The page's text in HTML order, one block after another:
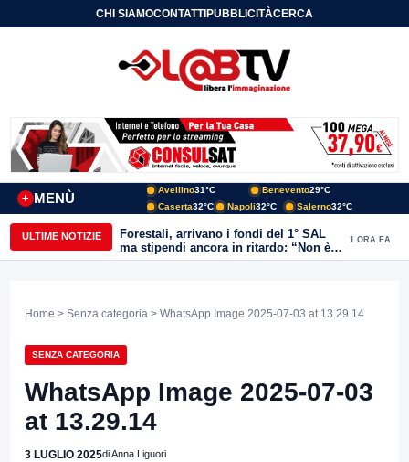
CHI SIAMOCONTATTIPUBBLICITÀCERCA
MENÙ
+
Avellino31°C Benevento29°C
Caserta32°C Napoli32°C Salerno32°C
ULTIME NOTIZIE
Forestali, arrivano i fondi del 1° SAL
ma stipendi ancora in ritardo: “Non è
più sostenibile”
1 ORA FA
Home > Senza categoria > WhatsApp Image 2025-07-03 at 13.29.14
SENZA CATEGORIA
WhatsApp Image 2025-07-03
at 13.29.14
3 LUGLIO 2025di Anna Liguori